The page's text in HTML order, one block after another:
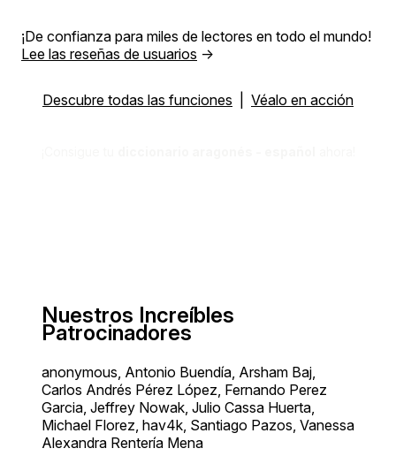
¡De confianza para miles de lectores en todo el mundo!
Lee las reseñas de usuarios →
Descubre todas las funciones Véalo en acción
Nuestros Increíbles
Patrocinadores
anonymous, Antonio Buendía, Arsham Baj,
Carlos Andrés Pérez López, Fernando Perez
Garcia, Jeffrey Nowak, Julio Cassa Huerta,
Michael Florez, hav4k, Santiago Pazos, Vanessa
Alexandra Rentería Mena